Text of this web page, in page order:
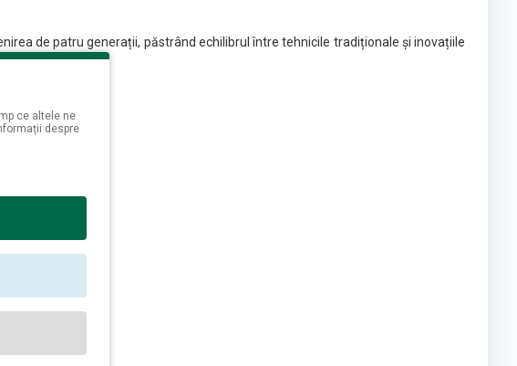
de patru generații, păstrând echilibrul între tehnicile tradiționale și inovațiile
ce altele ne
despre